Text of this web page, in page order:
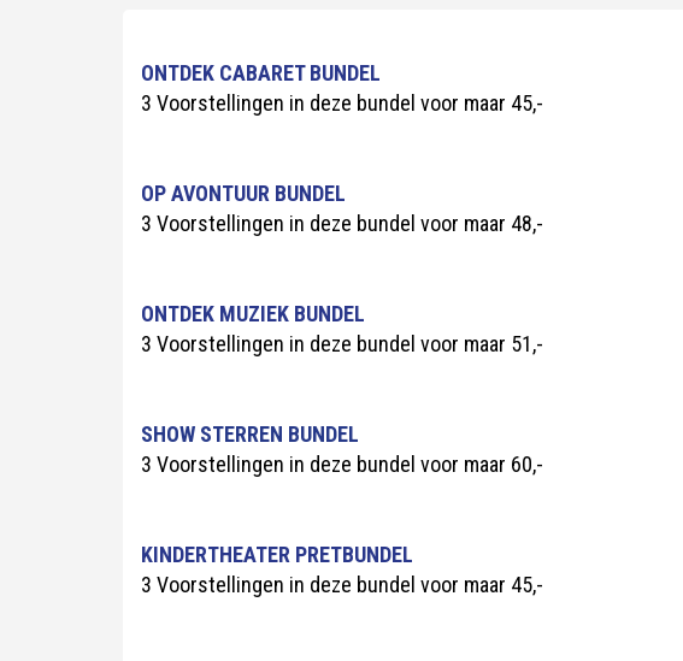
ONTDEK CABARET BUNDEL
3 Voorstellingen in deze bundel voor maar 45,-
OP AVONTUUR BUNDEL
3 Voorstellingen in deze bundel voor maar 48,-
ONTDEK MUZIEK BUNDEL
3 Voorstellingen in deze bundel voor maar 51,-
SHOW STERREN BUNDEL
3 Voorstellingen in deze bundel voor maar 60,-
KINDERTHEATER PRETBUNDEL
3 Voorstellingen in deze bundel voor maar 45,-